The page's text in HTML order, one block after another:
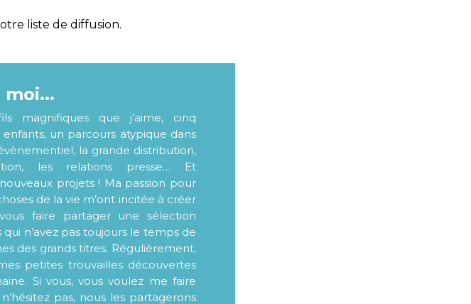
liste de diffusion.
moi...
magnifiques que j’aime, cinq
un parcours atypique dans
la grande distribution,
les relations presse… Et
projets ! Ma passion pour
de la vie m’ont incitée à créer
faire partager une sélection
qui n’avez pas toujours le temps de
des grands titres. Régulièrement,
petites trouvailles découvertes
Si vous, vous voulez me faire
pas, nous les partagerons